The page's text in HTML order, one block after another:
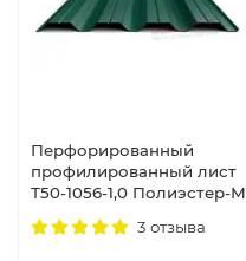
Перфорированный
профилированный лист
Т50-1056-1,0 Полиэстер-М
3 отзыва